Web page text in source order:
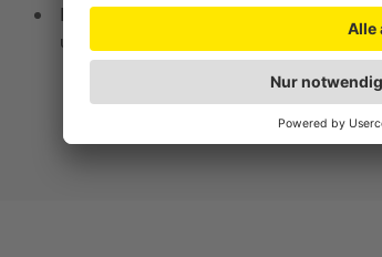
Leicht verständliche Bedienungsanleitung
und Warnhinweise